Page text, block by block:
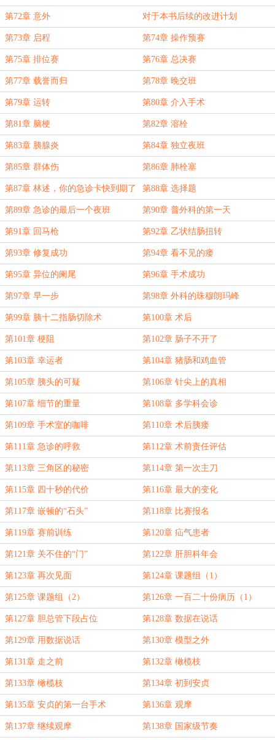
第72章 意外 对于本书后续的改进计划
第73章 启程 第74章 操作预赛
第75章 排位赛 第76章 总决赛
第77章 载誉而归 第78章 晚交班
第79章 运转 第80章 介入手术
第81章 脑梗 第82章 溶栓
第83章 胰腺炎 第84章 独立夜班
第85章 群体伤 第86章 肺栓塞
第87章 林述，你的急诊卡快到期了 第88章 选择题
第89章 急诊的最后一个夜班 第90章 普外科的第一天
第91章 回马枪 第92章 乙状结肠扭转
第93章 修复成功 第94章 看不见的瘘
第95章 异位的阑尾 第96章 手术成功
第97章 早一步 第98章 外科的珠穆朗玛峰
第99章 胰十二指肠切除术 第100章 术后
第101章 梗阻 第102章 肠子不开了
第103章 幸运者 第104章 猪肠和鸡血管
第105章 胰头的可疑 第106章 针尖上的真相
第107章 细节的重量 第108章 多学科会诊
第109章 手术室的咖啡 第110章 术后胰瘘
第111章 急诊的呼救 第112章 术前责任评估
第113章 三角区的秘密 第114章 第一次主刀
第115章 四十秒的代价 第116章 最大的变化
第117章 嵌顿的“石头” 第118章 比赛报名
第119章 赛前训练 第120章 疝气患者
第121章 关不住的“门” 第122章 肝胆科年会
第123章 再次见面 第124章 课题组（1）
第125章 课题组（2） 第126章 一百二十份病历（1）
第127章 胆总管下段占位 第128章 数据在说话
第129章 用数据说话 第130章 模型之外
第131章 走之前 第132章 橄榄枝
第133章 橄榄枝 第134章 初到安贞
第135章 安贞的第一台手术 第136章 观摩
第137章 继续观摩 第138章 国家级节奏